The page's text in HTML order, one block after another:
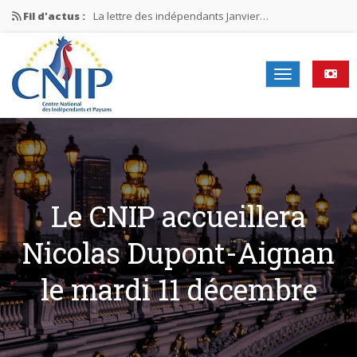
Fil d'actus : La lettre des indépendants Janvier…
La lettre des indépendants Novembre…
La lettre des indépendants Juin…
Mission nationale ÉLECTIONS MUNICIPALES 2026
La lettre des indépendants N°2-2026
Le CNIP accueillera
Nicolas Dupont-Aignan
le mardi 11 décembre